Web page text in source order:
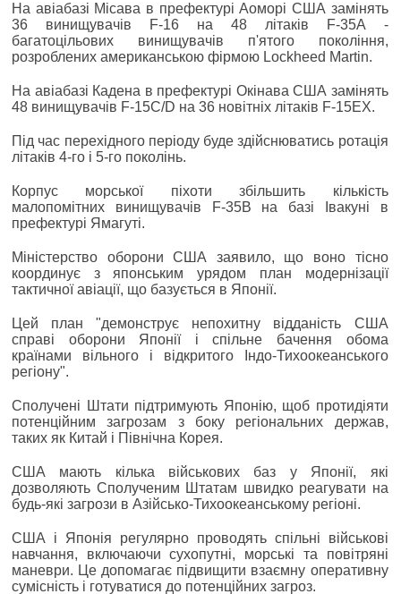
На авіабазі Місава в префектурі Аоморі США замінять
36 винищувачів F-16 на 48 літаків F-35A -
багатоцільових винищувачів п'ятого покоління,
розроблених американською фірмою Lockheed Martin.
На авіабазі Кадена в префектурі Окінава США замінять
48 винищувачів F-15C/D на 36 новітніх літаків F-15EX.
Під час перехідного періоду буде здійснюватись ротація
літаків 4-го і 5-го поколінь.
Корпус морської піхоти збільшить кількість
малопомітних винищувачів F-35B на базі Івакуні в
префектурі Ямагуті.
Міністерство оборони США заявило, що воно тісно
координує з японським урядом план модернізації
тактичної авіації, що базується в Японії.
Цей план "демонструє непохитну відданість США
справі оборони Японії і спільне бачення обома
країнами вільного і відкритого Індо-Тихоокеанського
регіону".
Сполучені Штати підтримують Японію, щоб протидіяти
потенційним загрозам з боку регіональних держав,
таких як Китай і Північна Корея.
США мають кілька військових баз у Японії, які
дозволяють Сполученим Штатам швидко реагувати на
будь-які загрози в Азійсько-Тихоокеанському регіоні.
США і Японія регулярно проводять спільні військові
навчання, включаючи сухопутні, морські та повітряні
маневри. Це допомагає підвищити взаємну оперативну
сумісність і готуватися до потенційних загроз.